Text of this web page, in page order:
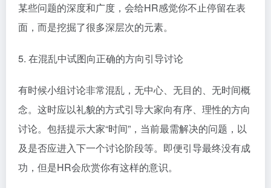
某些问题的深度和广度，会给HR感觉你不止停留在表
面，而是挖掘了很多深层次的元素。
5. 在混乱中试图向正确的方向引导讨论
有时候小组讨论非常混乱，无中心、无目的、无时间概
念。这时应以礼貌的方式引导大家向有序、理性的方向
讨论。包括提示大家“时间”，当前最需解决的问题，以
及是否应进入下一个讨论阶段等。即便引导最终没有成
功，但是HR会欣赏你有这样的意识。